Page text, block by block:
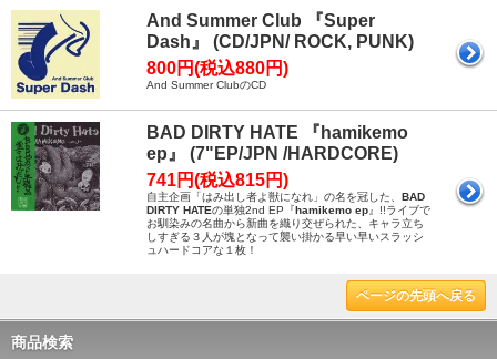
And Summer Club 『Super
Dash』 (CD/JPN/ ROCK, PUNK)
800円(税込880円)
And Summer ClubのCD
BAD DIRTY HATE 『hamikemo
ep』 (7"EP/JPN /HARDCORE)
741円(税込815円)
自主企画「はみ出し者よ獣になれ」の名を冠した、 BAD
DIRTY HATEの単独2nd EP『hamikemo ep』!!ライブで
お馴染みの名曲から新曲を織り交ぜられた、キャラ立ち
しすぎる３人が塊となって襲い掛かる早い早いスラッシ
ュハードコアな１枚！
ページの先頭へ戻る
商品検索